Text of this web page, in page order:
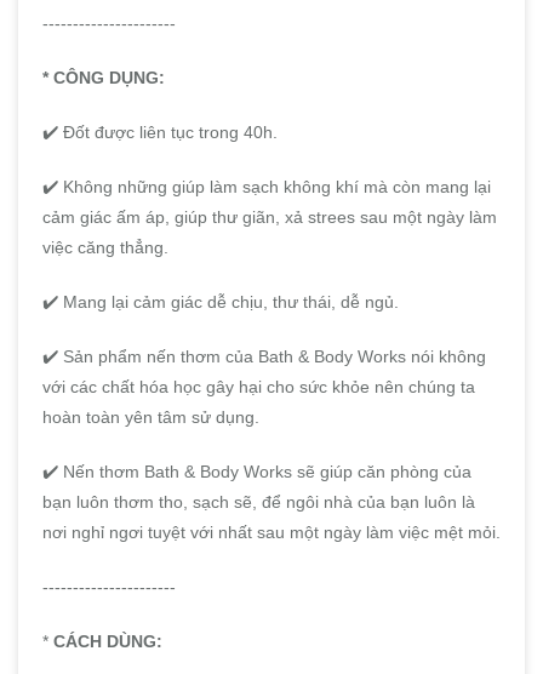
----------------------
* CÔNG DỤNG:
✔️ Đốt được liên tục trong 40h.
✔️ Không những giúp làm sạch không khí mà còn mang lại
cảm giác ấm áp, giúp thư giãn, xả strees sau một ngày làm
việc căng thẳng.
✔️ Mang lại cảm giác dễ chịu, thư thái, dễ ngủ.
✔️ Sản phẩm nến thơm của Bath & Body Works nói không
với các chất hóa học gây hại cho sức khỏe nên chúng ta
hoàn toàn yên tâm sử dụng.
✔️ Nến thơm Bath & Body Works sẽ giúp căn phòng của
bạn luôn thơm tho, sạch sẽ, để ngôi nhà của bạn luôn là
nơi nghỉ ngơi tuyệt với nhất sau một ngày làm việc mệt mỏi.
----------------------
* CÁCH DÙNG: